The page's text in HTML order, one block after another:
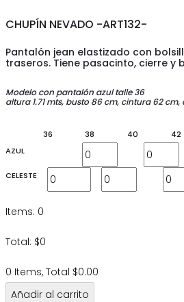
CHUPÍN NEVADO -ART132-
Pantalón jean elastizado con
traseros. Tiene pasacinto, cierre y
Modelo con pantalón azul talle 36
altura 1.71 mts, busto 86 cm, cintura 62 cm,
36 38 40 42
AZUL
CELESTE
Items: 0
Total: $0
0 Items, Total $0.00
Añadir al carrito